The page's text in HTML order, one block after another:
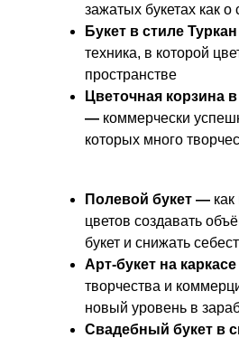
зажатых букетах как
Букет в стиле
техника, в которой
пространстве
Цветочная корзина
— коммерчески
которых много
Полевой букет — как
цветов создавать
букет и снижать
Арт-букет на
творчества и
новый уровень в
Свадебный букет в